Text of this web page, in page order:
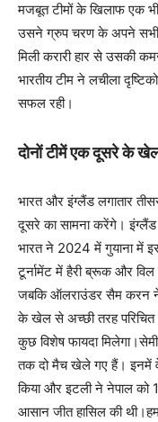
मजबूत टीमों के खिलाफ एक
उसने ग्रुप चरण के अपने सभी
मिली करारी हार से उसकी
भारतीय टीम ने लचीला
सफल रही।
दोनों टीमें एक दूसरे के
भारत और इंग्लैंड लगातार
दूसरे का सामना करेंगे।
भारत ने 2024 में गुयाना में
टूर्नामेंट में हैरी ब्रूक और विल
जबकि ऑलराउंडर सैम करन ने
के खेल से अच्छी तरह परिचित
कुछ विशेष फायदा
तक दो मैच खेले गए हैं। इनमें
किया और इटली ने नेपाल
आसान जीत हासिल की